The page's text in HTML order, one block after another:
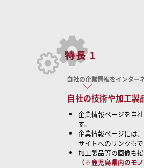
自社の企業情報をインター
自社の技術や加工製
企業情報ページを自
す。
企業情報ページには
サイトへのリンクもで
加工製品等の画像も掲
（※鹿児島県内のモ